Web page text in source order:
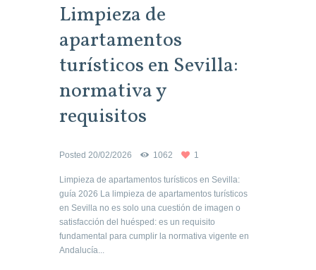
Limpieza de
apartamentos
turísticos en Sevilla:
normativa y
requisitos
Posted 20/02/2026 1062 1
Limpieza de apartamentos turísticos en Sevilla:
guía 2026 La limpieza de apartamentos turísticos
en Sevilla no es solo una cuestión de imagen o
satisfacción del huésped: es un requisito
fundamental para cumplir la normativa vigente en
Andalucía...